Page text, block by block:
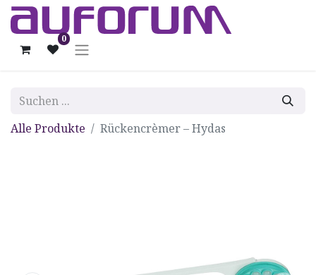
0
Alle Produkte Rückencrèmer – Hydas